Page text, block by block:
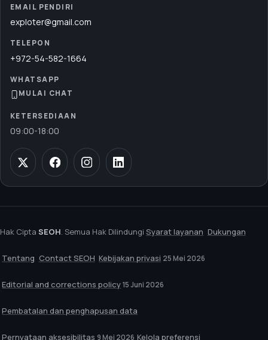
EMAIL PENDIRI
exploter@gmail.com
TELEPON
+972-54-582-1664
WHATSAPP
MULAI CHAT
KETERSEDIAAN
09:00-18:00
Hak Cipta SEOH. Semua Hak Dilindungi Syarat layanan Dukungan
Tentang Contact SEOH Kebijakan privasi 25 Mei 2026
Editorial and corrections policy 15 Juni 2026
Pembatalan dan penghapusan data
Pernyataan aksesibilitas 9 Mei 2026 Kelola preferensi